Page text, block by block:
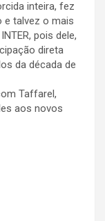
inteira, fez
e talvez o mais
pois dele,
direta
da década de
Taffarel,
aos novos